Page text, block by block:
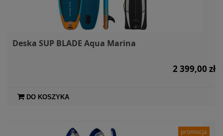
Deska SUP BLADE Aqua Marina
2 399,00 zł
DO KOSZYKA
promocja